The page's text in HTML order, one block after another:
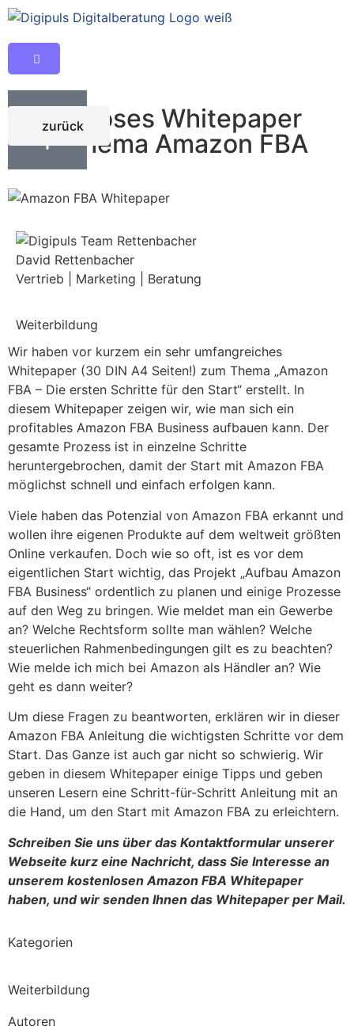
Kostenloses Whitepaper
zum Thema Amazon FBA
zurück
David Rettenbacher
Vertrieb | Marketing | Beratung
Weiterbildung
Wir haben vor kurzem ein sehr umfangreiches
Whitepaper (30 DIN A4 Seiten!) zum Thema „Amazon
FBA – Die ersten Schritte für den Start“ erstellt. In
diesem Whitepaper zeigen wir, wie man sich ein
profitables Amazon FBA Business aufbauen kann. Der
gesamte Prozess ist in einzelne Schritte
heruntergebrochen, damit der Start mit Amazon FBA
möglichst schnell und einfach erfolgen kann.
Viele haben das Potenzial von Amazon FBA erkannt und
wollen ihre eigenen Produkte auf dem weltweit größten
Online verkaufen. Doch wie so oft, ist es vor dem
eigentlichen Start wichtig, das Projekt „Aufbau Amazon
FBA Business“ ordentlich zu planen und einige Prozesse
auf den Weg zu bringen. Wie meldet man ein Gewerbe
an? Welche Rechtsform sollte man wählen? Welche
steuerlichen Rahmenbedingungen gilt es zu beachten?
Wie melde ich mich bei Amazon als Händler an? Wie
geht es dann weiter?
Um diese Fragen zu beantworten, erklären wir in dieser
Amazon FBA Anleitung die wichtigsten Schritte vor dem
Start. Das Ganze ist auch gar nicht so schwierig. Wir
geben in diesem Whitepaper einige Tipps und geben
unseren Lesern eine Schritt-für-Schritt Anleitung mit an
die Hand, um den Start mit Amazon FBA zu erleichtern.
Schreiben Sie uns über das Kontaktformular unserer
Webseite kurz eine Nachricht, dass Sie Interesse an
unserem kostenlosen Amazon FBA Whitepaper
haben, und wir senden Ihnen das Whitepaper per Mail.
Kategorien
Weiterbildung
Autoren